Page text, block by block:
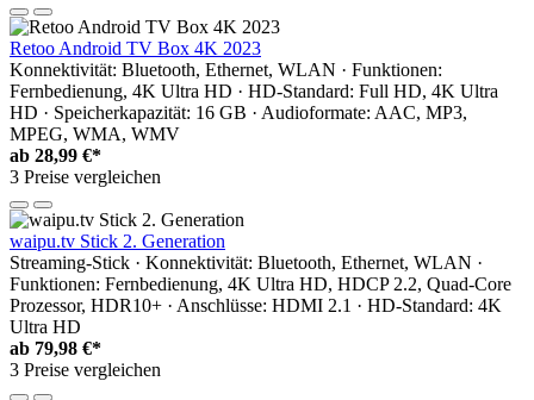
Retoo Android TV Box 4K 2023
Konnektivität: Bluetooth, Ethernet, WLAN · Funktionen:
Fernbedienung, 4K Ultra HD · HD-Standard: Full HD, 4K Ultra
HD · Speicherkapazität: 16 GB · Audioformate: AAC, MP3,
MPEG, WMA, WMV
ab 28,99 €*
3 Preise vergleichen
waipu.tv Stick 2. Generation
Streaming-Stick · Konnektivität: Bluetooth, Ethernet, WLAN ·
Funktionen: Fernbedienung, 4K Ultra HD, HDCP 2.2, Quad-Core
Prozessor, HDR10+ · Anschlüsse: HDMI 2.1 · HD-Standard: 4K
Ultra HD
ab 79,98 €*
3 Preise vergleichen